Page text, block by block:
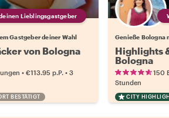
Lieblingsgastgeber
Gastgeber deiner Wahl
von Bologna
• €113.95 p.P. • 3
BESTÄTIGT
Genieße Bologna
Highlights
Bologna
150
Stunden
CITY